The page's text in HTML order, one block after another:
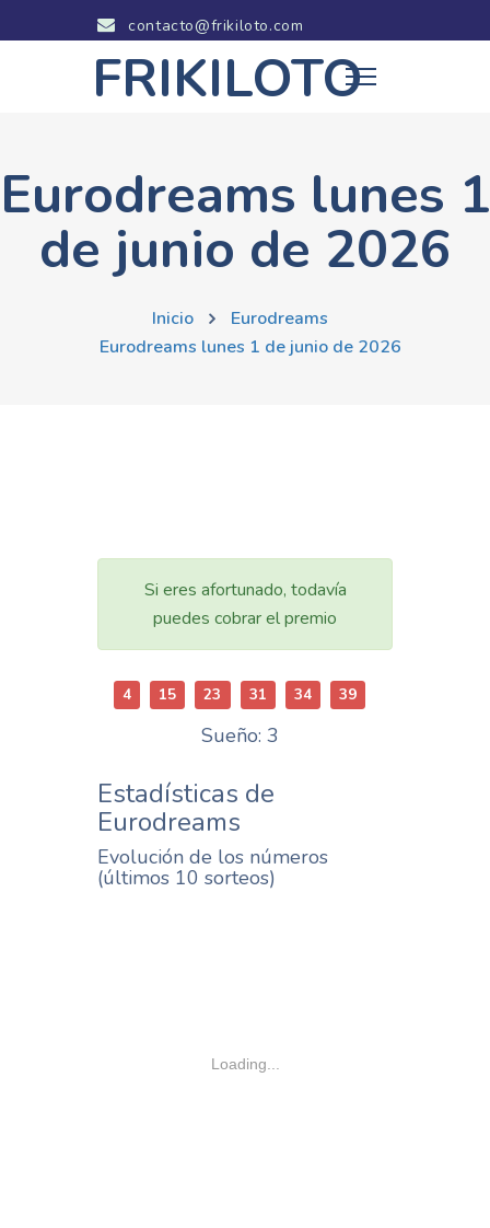
contacto@frikiloto.com
FRIKILOTO
Eurodreams lunes 1
de junio de 2026
Inicio
Eurodreams
Eurodreams lunes 1 de junio de 2026
Si eres afortunado, todavía
puedes cobrar el premio
4 15 23 31 34 39
Sueño: 3
Estadísticas de
Eurodreams
Evolución de los números
(últimos 10 sorteos)
Loading...